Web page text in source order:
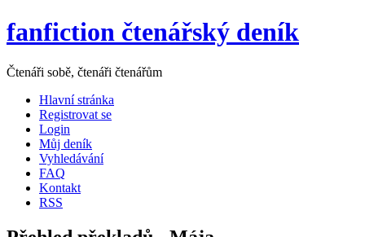
fanfiction čtenářský deník
Čtenáři sobě, čtenáři čtenářům
Hlavní stránka
Registrovat se
Login
Můj deník
Vyhledávání
FAQ
Kontakt
RSS